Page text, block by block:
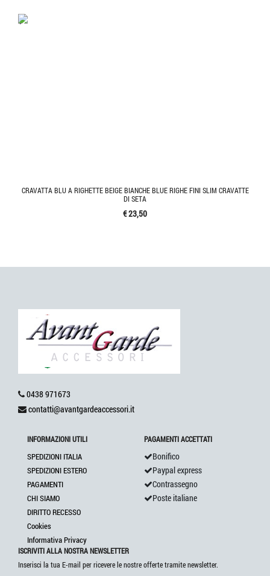
'.'
CRAVATTA BLU A RIGHETTE BEIGE BIANCHE BLUE RIGHE FINI SLIM CRAVATTE
DI SETA
€ 23,50
0438 971673
contatti@avantgardeaccessori.it
INFORMAZIONI UTILI
SPEDIZIONI ITALIA
SPEDIZIONI ESTERO
PAGAMENTI
CHI SIAMO
DIRITTO RECESSO
Cookies
Informativa Privacy
PAGAMENTI ACCETTATI
Bonifico
Paypal express
Contrassegno
Poste italiane
ISCRIVITI ALLA NOSTRA NEWSLETTER
Inserisci la tua E-mail per ricevere le nostre offerte tramite newsletter.